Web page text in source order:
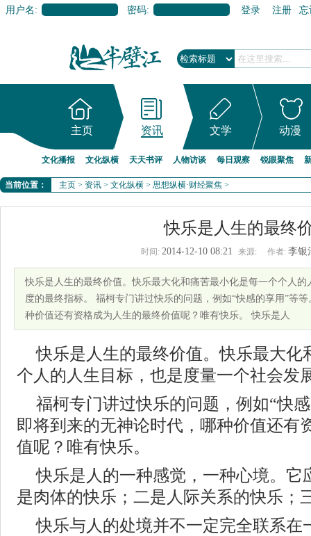
用户名: 密码: 登录 注册 忘
主页 资讯 文学 动漫
文化播报 文化纵横 天天书评 人物访谈 每日观察 锐眼聚焦
当前位置： 主页 > 资讯 > 文化纵横 > 思想纵横·财经聚焦 >
快乐是人生的最终
时间: 2014-12-10 08:21 来源: 作者: 李
快乐是人生的最终价值。快乐最大化和痛苦最小化是每一个个人
度的最终指标。 福柯专门讲过快乐的问题，例如“快感的享用”等
种价值还有资格成为人生的最终价值呢？唯有快乐。 快乐是人
快乐是人生的最终价值。快乐最大化
个人的人生目标，也是度量一个社会发
福柯专门讲过快乐的问题，例如“快
即将到来的无神论时代，哪种价值还有
值呢？唯有快乐。
快乐是人的一种感觉，一种心境。它
是肉体的快乐；二是人际关系的快乐；
快乐与人的处境并不一定完全联系在